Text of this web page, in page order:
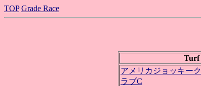
TOP Grade Race
Turf
アメリカジョッキーク
ラブC